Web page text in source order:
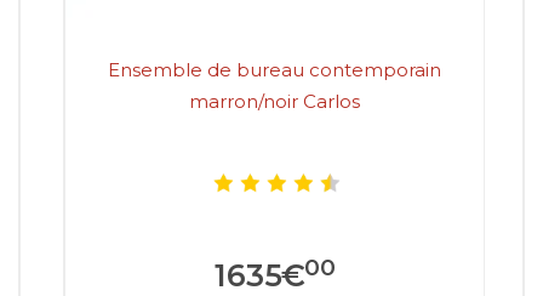
Ensemble de bureau contemporain
marron/noir Carlos
1635€00